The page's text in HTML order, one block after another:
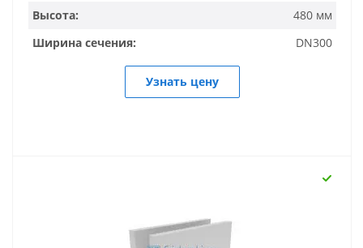
Высота:
480 мм
Ширина сечения:
DN300
Узнать цену